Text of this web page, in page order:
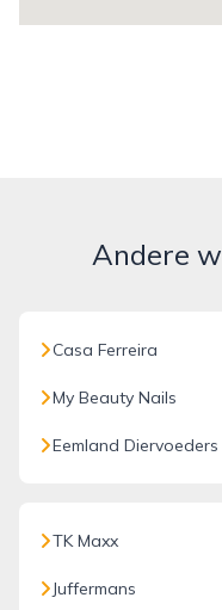
Andere
Casa Ferreira
My Beauty Nails
Eemland Diervoeders
TK Maxx
Juffermans